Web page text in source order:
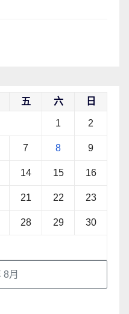
8月
五 六 日
1 2
7 8 9
14 15 16
21 22 23
28 29 30